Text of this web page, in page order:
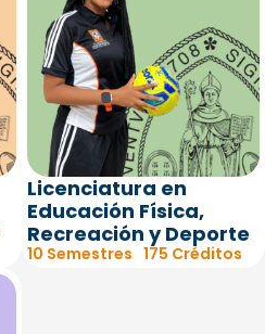
Licenciatura en
Educación Física,
Recreación y Deporte
10 Semestres 175 Créditos